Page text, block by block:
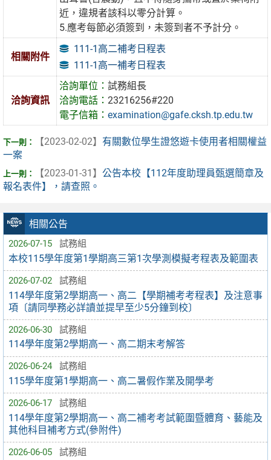
相關公告
2026-07-15 試務組
本校115學年度第1學期高三第1次學測模擬考程表及範圍表
2026-07-02 試務組
114學年度第2學期高一、高二【學期補考考程表】及注意事
項〔請同學務必詳讀並提早至少5分鐘到校〕
2026-06-30 試務組
114學年度第2學期高一、高二期末考解答
2026-06-24 試務組
115學年度第1學期高一、高二暑假作業及開學考
2026-06-17 試務組
114學年度第2學期高一、高二補考考試範圍暨體育、藝能及
其他科目補考方式(參附件)
2026-06-05 試務組
近，違規者該科以零分計算。
5.應考每節必須簽到，未簽到者不予計分。
相關附件
111-1高二補考日程表
111-1高一補考日程表
洽詢資訊
洽詢單位：試務組長
洽詢電話：23216256#220
電子信箱：examination@gafe.cksh.tp.edu.tw
【2023-02-02】 有關數位學生證悠遊卡使用者相關權益
一案
【2023-01-31】 公告本校【112年度助理員甄選簡章及
報名表件】，請查照。